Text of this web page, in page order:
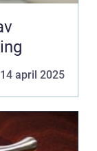
14 april 2025